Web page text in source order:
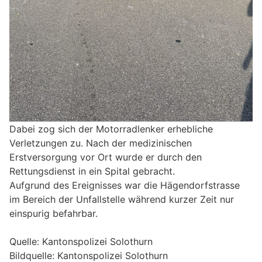
Dabei zog sich der Motorradlenker erhebliche
Verletzungen zu. Nach der medizinischen
Erstversorgung vor Ort wurde er durch den
Rettungsdienst in ein Spital gebracht.
Aufgrund des Ereignisses war die Hägendorfstrasse
im Bereich der Unfallstelle während kurzer Zeit nur
einspurig befahrbar.
Quelle: Kantonspolizei Solothurn
Bildquelle: Kantonspolizei Solothurn